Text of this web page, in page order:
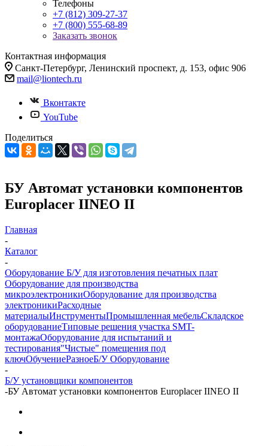
Телефоны
+7 (812) 309-27-37
+7 (800) 555-68-89
Заказать звонок
Контактная информация
Санкт-Петербург, Ленинский проспект, д. 153, офис 906
mail@liontech.ru
Вконтакте
YouTube
Поделиться
БУ Автомат установки компонентов
Europlacer IINEO II
Главная
-
Каталог
-
Оборудование Б/У для изготовления печатных плат
Оборудование для производства
микроэлектроникиОборудование для производства
электроникиРасходные
материалыИнструментыПромышленная мебельСкладское
оборудованиеТиповые решения участка SMT-
монтажаОборудование для испытаний и
тестирования"Чистые" помещения под
ключОбучениеРазноеБ/У Оборудование
-
Б/У установщики компонентов
-БУ Автомат установки компонентов Europlacer IINEO II